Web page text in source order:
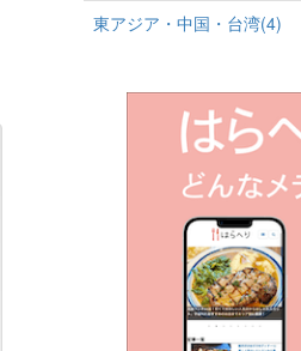
東アジア・中国・台湾(4)